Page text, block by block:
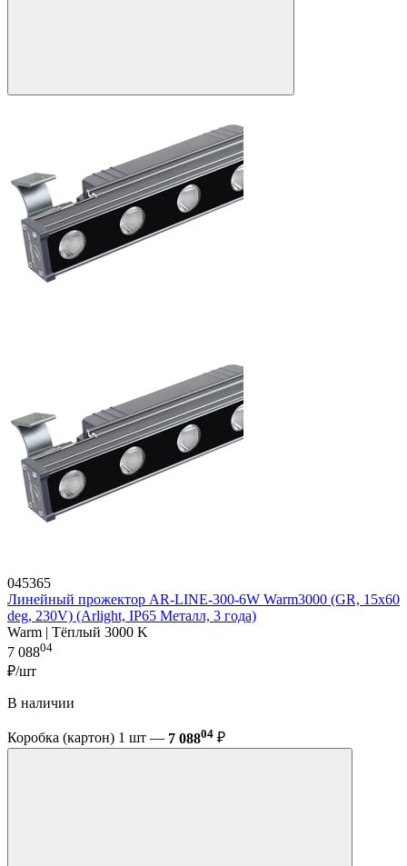
045365
Линейный прожектор AR-LINE-300-6W Warm3000 (GR, 15x60
deg, 230V) (Arlight, IP65 Металл, 3 года)
Warm | Тёплый 3000 K
7 08804
₽/шт
В наличии
Коробка (картон) 1 шт — 7 08804 ₽